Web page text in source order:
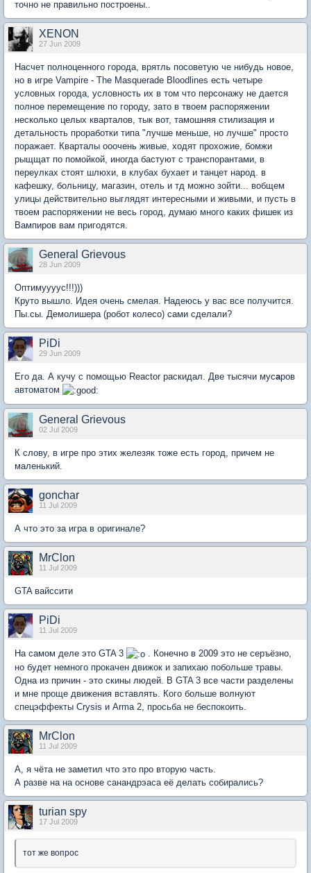
точно не правильно построены..
XENON
27 Jun 2009
Насчет полноценного города, врятль посоветую че нибудь новое,
но в игре Vampire - The Masquerade Bloodlines есть четыре
условных города, условность их в том что персонажу не дается
полное перемещение по городу, зато в твоем распоряжении
несколько целых кварталов, тык вот, тамошняя стилизация и
детальность проработки типа "лучше меньше, но лучше" просто
поражает. Кварталы ооочень живые, ходят прохожие, бомжи
рыщщат по помойкой, иногда бастуют с транспорантами, в
переулках стоят шлюхи, в клубах бухает и танцет народ. в
кафешку, больницу, магазин, отель и тд можно зойти... вобщем
улицы действительно выглядят интересными и живыми, и пусть в
твоем распоряжении не весь город, думаю много каких фишек из
Вампиров вам пригодятся.
General Grievous
28 Jun 2009
Оптимуууус!!!)))
Круто вышло. Идея очень смелая. Надеюсь у вас все получится.
Пы.сы. Демолишера (робот колесо) сами сделали?
PiDi
29 Jun 2009
Его да. А кучу с помощью Reactor раскидал. Две тысячи мусаров
автоматом
General Grievous
02 Jul 2009
К слову, в игре про этих железяк тоже есть город, причем не
маленький.
gonchar
11 Jul 2009
А что это за игра в оригинале?
MrClon
11 Jul 2009
GTA вайссити
PiDi
11 Jul 2009
На самом деле это GTA 3
. Конечно в 2009 это не серъёзно,
но будет немного прокачен движок и запихаю побольше травы.
Одна из причин - это скины людей. В GTA 3 все части разделены
и мне проще движения вставлять. Кого больше волнуют
спецэффекты Crysis и Arma 2, просьба не беспокоить.
MrClon
11 Jul 2009
А, я чёта не заметил что это про вторую часть.
А разве на на основе санандрэаса её делать собирались?
turian spy
17 Jul 2009
тот же вопрос